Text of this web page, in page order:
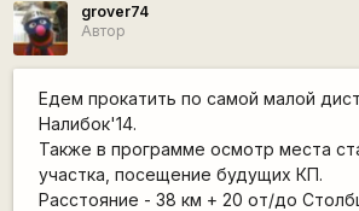
grover74
Автор
Едем прокатить по самой малой
Налибок'14.
Также в программе осмотр места
участка, посещение будущих КП.
Расстояние - 38 км + 20 от/до